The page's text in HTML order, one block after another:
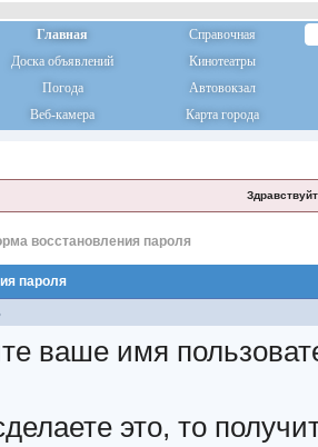
Главная
Справочная
Доска объявлений
Кинотеатры
Погода
Автовокзал
Веб-камера
Карта города
восстановления пароля
пароля
ваше имя
это, то